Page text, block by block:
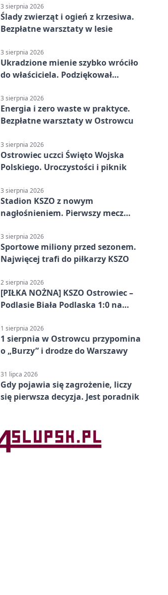
3 sierpnia 2026
Ślady zwierząt i ogień z krzesiwa.
Bezpłatne warsztaty w lesie
3 sierpnia 2026
Ukradzione mienie szybko wróciło
do właściciela. Podziękował
3 sierpnia 2026
Energia i zero waste w praktyce.
Bezpłatne warsztaty w Ostrowcu
3 sierpnia 2026
Ostrowiec uczci Święto Wojska
Polskiego. Uroczystości i piknik
3 sierpnia 2026
Stadion KSZO z nowym
nagłośnieniem. Pierwszy mecz
3 sierpnia 2026
Sportowe miliony przed sezonem.
Najwięcej trafi do piłkarzy KSZO
2 sierpnia 2026
[PIŁKA NOŻNA] KSZO Ostrowiec –
Podlasie Biała Podlaska 1:0 na
(Grupa IV)
1 sierpnia 2026
1 sierpnia w Ostrowcu przypomina
o „Burzy” i drodze do Warszawy
31 lipca 2026
Gdy pojawia się zagrożenie, liczy
się pierwsza decyzja. Jest poradnik